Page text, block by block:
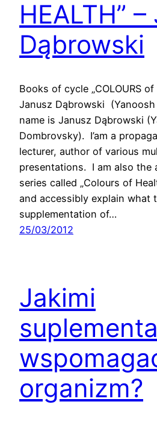
HEALTH”
Dąbrowski
Books of cycle „COLOURS of
Janusz Dąbrowski
name is Janusz Dąbrowski
Dombrovsky). I’am a
lecturer, author of various
presentations. I am also the
series called „Colours of
and accessibly explain what
supplementation of…
25/03/2012
Jakimi
organizm?